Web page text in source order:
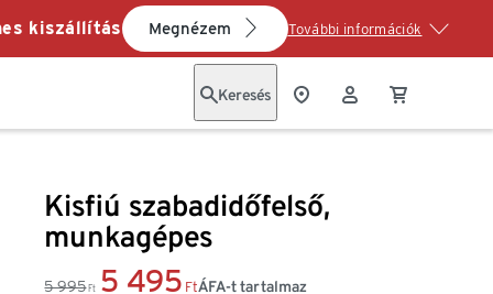
kiszállítás Megnézem További információk
Keresés
Kisfiú szabadidőfelső,
munkagépes
5 995 Ft 5 495 FtÁFA-t tartalmaz